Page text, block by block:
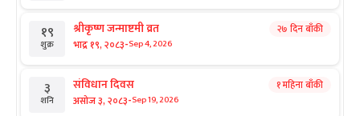
१९
शुक्र
श्रीकृष्ण जन्माष्टमी व्रत
भाद्र १९, २०८३-Sep 4, 2026
२७ दिन बाँकी
३
शनि
संविधान दिवस
असोज ३, २०८३-Sep 19, 2026
१ महिना बाँकी